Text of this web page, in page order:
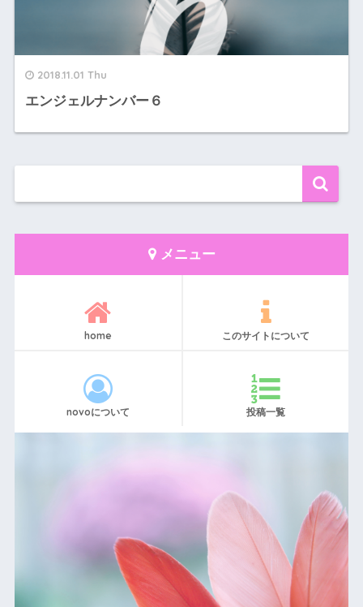
2018.11.01 Thu
エンジェルナンバー６
メニュー
home このサイトについて
novoについて 投稿一覧